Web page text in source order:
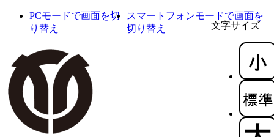
文字サイズ
PCモードで画面を切
り替え
スマートフォンモードで画面を
切り替え